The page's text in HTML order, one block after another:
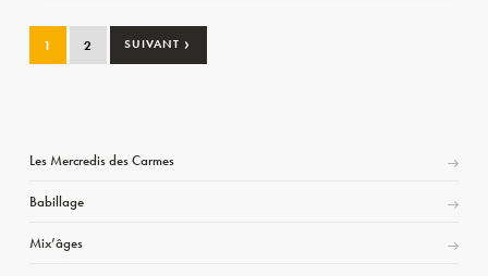
1 2 SUIVANT ›
Les Mercredis des Carmes
Babillage
Mix’âges